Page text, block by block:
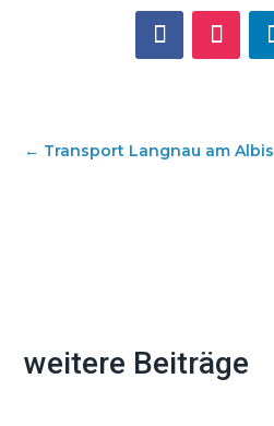
← Transport Langnau am Albis
weitere Beiträge